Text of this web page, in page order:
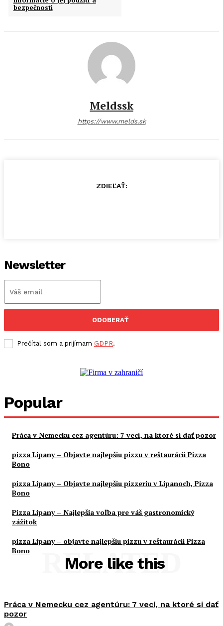
bezpečnosti
Meldssk
https://www.melds.sk
ZDIEĽAŤ:
Newsletter
ODOBERAŤ
Prečítal som a prijímam GDPR.
Popular
Práca v Nemecku cez agentúru: 7 vecí, na ktoré si dať pozor
pizza Lipany – Objavte najlepšiu pizzu v reštaurácii Pizza
Bono
pizza Lipany – Objavte najlepšiu pizzeriu v Lipanoch, Pizza
Bono
Pizza Lipany – Najlepšia voľba pre váš gastronomický
zážitok
pizza Lipany – objavte najlepšiu pizzu v reštaurácii Pizza
Bono
More like this
RELATED
Práca v Nemecku cez agentúru: 7 vecí, na ktoré si dať
pozor